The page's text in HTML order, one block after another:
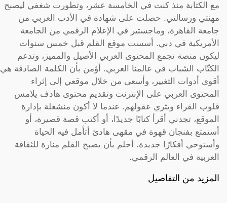
مع الكتابة منذ كنت في الخامسة عشر، وتطورت شغفي ليصبح
مهنتي ورسالتي. حصلت على شهادة في الأدب العربي من
جامعة القاهرة، وماجستير في الإعلام الرقمي من الجامعة
الأمريكية في دبي. أسست موقع القلم قبل خمس سنوات
ليكون منصة تجمع المحتوى العربي الأصيل والمميز، وتدعم
الكتّاب الشباب في عالمنا العربي. أؤمن بأن الكلمة الصادقة هي
أقوى أدوات التغيير، وأسعى من خلال موقعي إلى إثراء
المحتوى العربي على الإنترنت وتقديم محتوى هادف يلامس
قلوب القراء ويثري عقولهم. عندما لا أكون منشغلة بإدارة
الموقع، تجدني أقرأ كتابًا جديدًا، أو أكتب قصة قصيرة، أو
أستمتع بفنجان قهوة في مقهى هادئ أتأمل فيه الحياة
وأستوحي أفكارًا جديدة. أحلم بأن يصبح القلم منارة للثقافة
العربية في العالم الرقمي.
المزيد من التفاصيل